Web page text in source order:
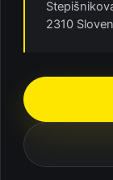
2310